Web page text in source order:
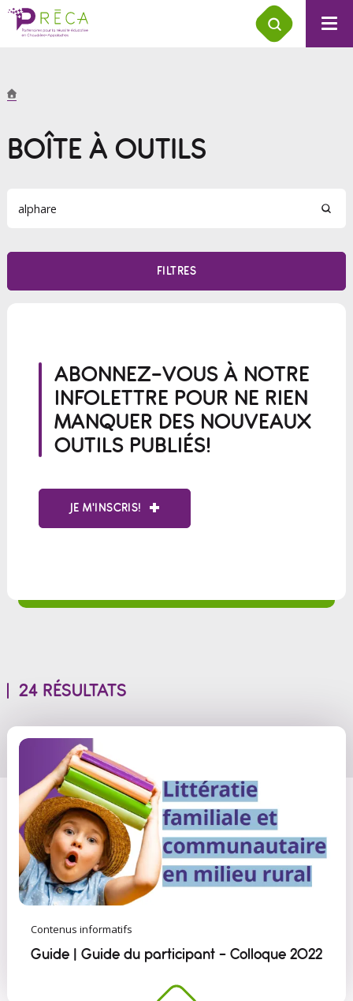
BOÎTE À OUTILS
FILTRES
ABONNEZ-VOUS À NOTRE
INFOLETTRE POUR NE RIEN
MANQUER DES NOUVEAUX
OUTILS PUBLIÉS!
JE M'INSCRIS!
24 RÉSULTATS
Contenus informatifs
Guide | Guide du participant - Colloque 2022